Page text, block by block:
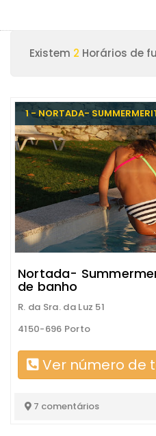
Existem 2 Horários de
1 - NORTADA-
Nortada-
de banho
R. da Sra. da Luz 51
4150-696 Porto
Ver número de
7 comentários